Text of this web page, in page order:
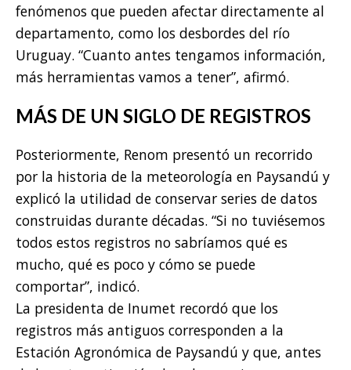
fenómenos que pueden afectar directamente al
departamento, como los desbordes del río
Uruguay. “Cuanto antes tengamos información,
más herramientas vamos a tener”, afirmó.
MÁS DE UN SIGLO DE REGISTROS
Posteriormente, Renom presentó un recorrido
por la historia de la meteorología en Paysandú y
explicó la utilidad de conservar series de datos
construidas durante décadas. “Si no tuviésemos
todos estos registros no sabríamos qué es
mucho, qué es poco y cómo se puede
comportar”, indicó.
La presidenta de Inumet recordó que los
registros más antiguos corresponden a la
Estación Agronómica de Paysandú y que, antes